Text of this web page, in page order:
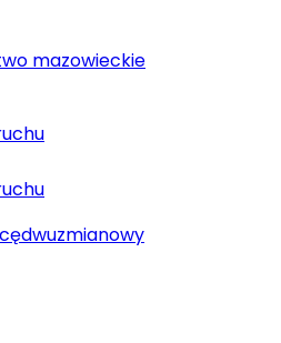
mazowieckie
dwuzmianowy